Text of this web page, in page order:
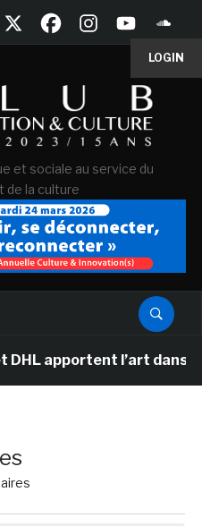
LOGIN
et sociale au service du
de la culture
apportent l’art dans